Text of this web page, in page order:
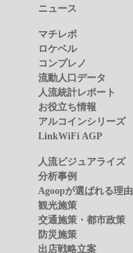
ニュース
マチレポ
ロケベル
コンプレノ
流動人口データ
人流統計レポート
お役立ち情報
アルコインシリーズ
LinkWiFi AGP
人流ビジュアライズ
分析事例
Agoopが選ばれる理由
観光施策
交通施策・都市政策
防災施策
出店戦略立案